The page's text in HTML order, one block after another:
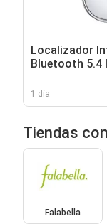
Localizador
Bluetooth 5.4
1 día
Tiendas
Falabella